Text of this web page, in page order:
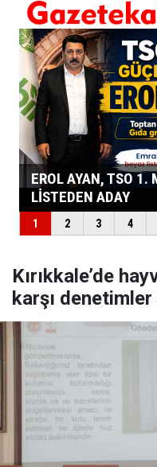
Kırıkkale’de
karşı denetimler